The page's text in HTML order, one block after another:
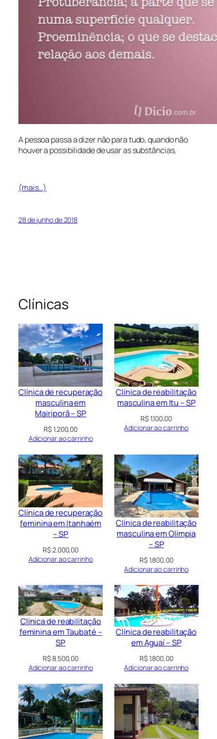
A pessoa passa a dizer não para tudo, quando não
houver a possibilidade de usar as substâncias.
(mais…)
28 de junho de 2018
Clínicas
Clínica de recuperação
masculina em
Mairiporã – SP
R$1.200,00
Adicionar ao carrinho
Clínica de reabilitação
masculina em Itu – SP
R$1.100,00
Adicionar ao carrinho
Clínica de recuperação
feminina em Itanhaém
– SP
R$2.000,00
Adicionar ao carrinho
Clínica de reabilitação
masculina em Olímpia
– SP
R$1.800,00
Adicionar ao carrinho
Clínica de reabilitação
feminina em Taubaté –
SP
R$8.500,00
Adicionar ao carrinho
Clínica de reabilitação
em Aguaí – SP
R$1.800,00
Adicionar ao carrinho